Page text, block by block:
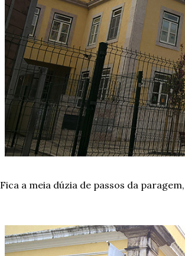
Fica a meia dúzia de passos da